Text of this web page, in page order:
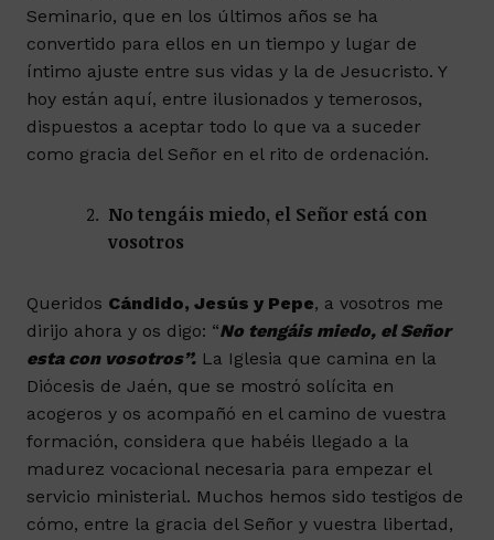
Seminario, que en los últimos años se ha
convertido para ellos en un tiempo y lugar de
íntimo ajuste entre sus vidas y la de Jesucristo. Y
hoy están aquí, entre ilusionados y temerosos,
dispuestos a aceptar todo lo que va a suceder
como gracia del Señor en el rito de ordenación.
No tengáis miedo, el Señor está con
vosotros
Queridos Cándido, Jesús y Pepe, a vosotros me
dirijo ahora y os digo: “No tengáis miedo, el Señor
esta con vosotros”.La Iglesia que camina en la
Diócesis de Jaén, que se mostró solícita en
acogeros y os acompañó en el camino de vuestra
formación, considera que habéis llegado a la
madurez vocacional necesaria para empezar el
servicio ministerial. Muchos hemos sido testigos de
cómo, entre la gracia del Señor y vuestra libertad,